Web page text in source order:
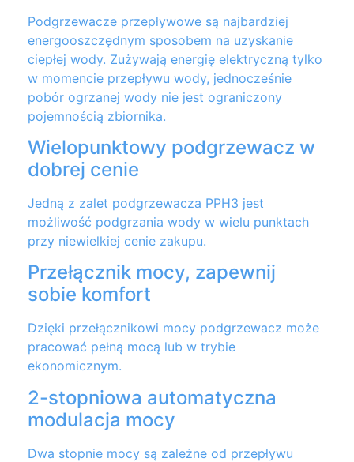
Podgrzewacze przepływowe są najbardziej
energooszczędnym sposobem na uzyskanie
ciepłej wody. Zużywają energię elektryczną tylko
w momencie przepływu wody, jednocześnie
pobór ogrzanej wody nie jest ograniczony
pojemnością zbiornika.
Wielopunktowy podgrzewacz w
dobrej cenie
Jedną z zalet podgrzewacza PPH3 jest
możliwość podgrzania wody w wielu punktach
przy niewielkiej cenie zakupu.
Przełącznik mocy, zapewnij
sobie komfort
Dzięki przełącznikowi mocy podgrzewacz może
pracować pełną mocą lub w trybie
ekonomicznym.
2-stopniowa automatyczna
modulacja mocy
Dwa stopnie mocy są zależne od przepływu